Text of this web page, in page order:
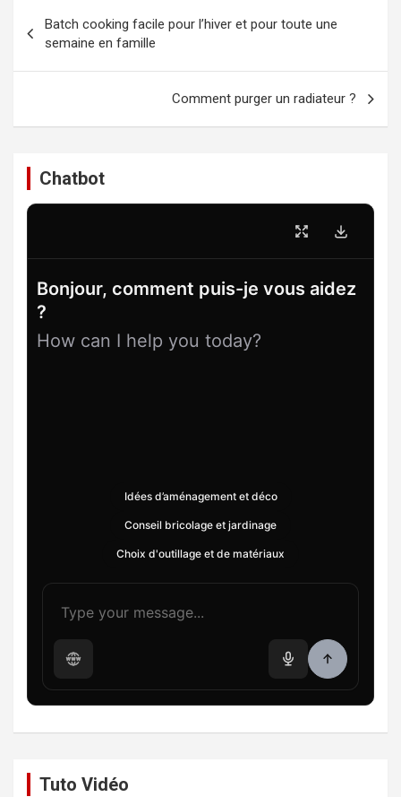
de
l’article
Batch cooking facile pour l’hiver et pour toute une
semaine en famille
Comment purger un radiateur ?
Chatbot
Bonjour, comment puis-je vous aidez
?
How can I help you today?
Idées d’aménagement et déco
Conseil bricolage et jardinage
Choix d'outillage et de matériaux
Tuto Vidéo